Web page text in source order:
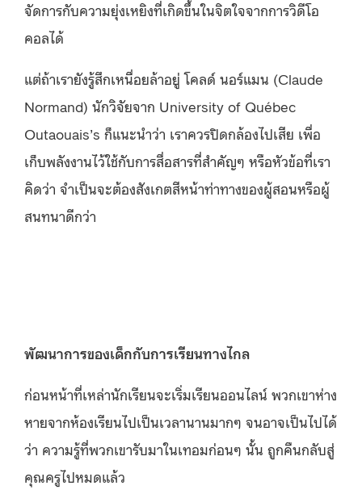
จัดการกับความยุ่งเหยิงที่เกิดขึ้นในจิตใจจากการวิดีโอ
คอลได้
แต่ถ้าเรายังรู้สึกเหนื่อยล้าอยู่ โคลด์ นอร์แมน (Claude
Normand) นักวิจัยจาก University of Québec
Outaouais’s ก็แนะนำว่า เราควรปิดกล้องไปเสีย เพื่อ
เก็บพลังงานไว้ใช้กับการสื่อสารที่สำคัญๆ หรือหัวข้อที่เรา
คิดว่า จำเป็นจะต้องสังเกตสีหน้าท่าทางของผู้สอนหรือผู้
สนทนาดีกว่า
พัฒนาการของเด็กกับการเรียนทางไกล
ก่อนหน้าที่เหล่านักเรียนจะเริ่มเรียนออนไลน์ พวกเขาห่าง
หายจากห้องเรียนไปเป็นเวลานานมากๆ จนอาจเป็นไปได้
ว่า ความรู้ที่พวกเขารับมาในเทอมก่อนๆ นั้น ถูกคืนกลับสู่
คุณครูไปหมดแล้ว